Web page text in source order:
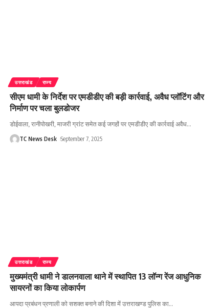
उत्तराखंड राज्य
सीएम धामी के निर्देश पर एमडीडीए की बड़ी कार्रवाई, अवैध प्लॉटिंग और
निर्माण पर चला बुलडोजर
डोईवाला, रानीपोखरी, माजरी ग्रांट समेत कई जगहों पर एमडीडीए की कार्रवाई अवैध…
TC News Desk September 7, 2025
उत्तराखंड राज्य
मुख्यमंत्री धामी ने डालनवाला थाने में स्थापित 13 लॉन्ग रेंज आधुनिक
सायरनों का किया लोकार्पण
आपदा प्रबंधन प्रणाली को सशक्त बनाने की दिशा में उत्तराखण्ड पुलिस का…